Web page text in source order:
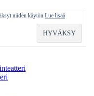
niiden käytön Lue lisää